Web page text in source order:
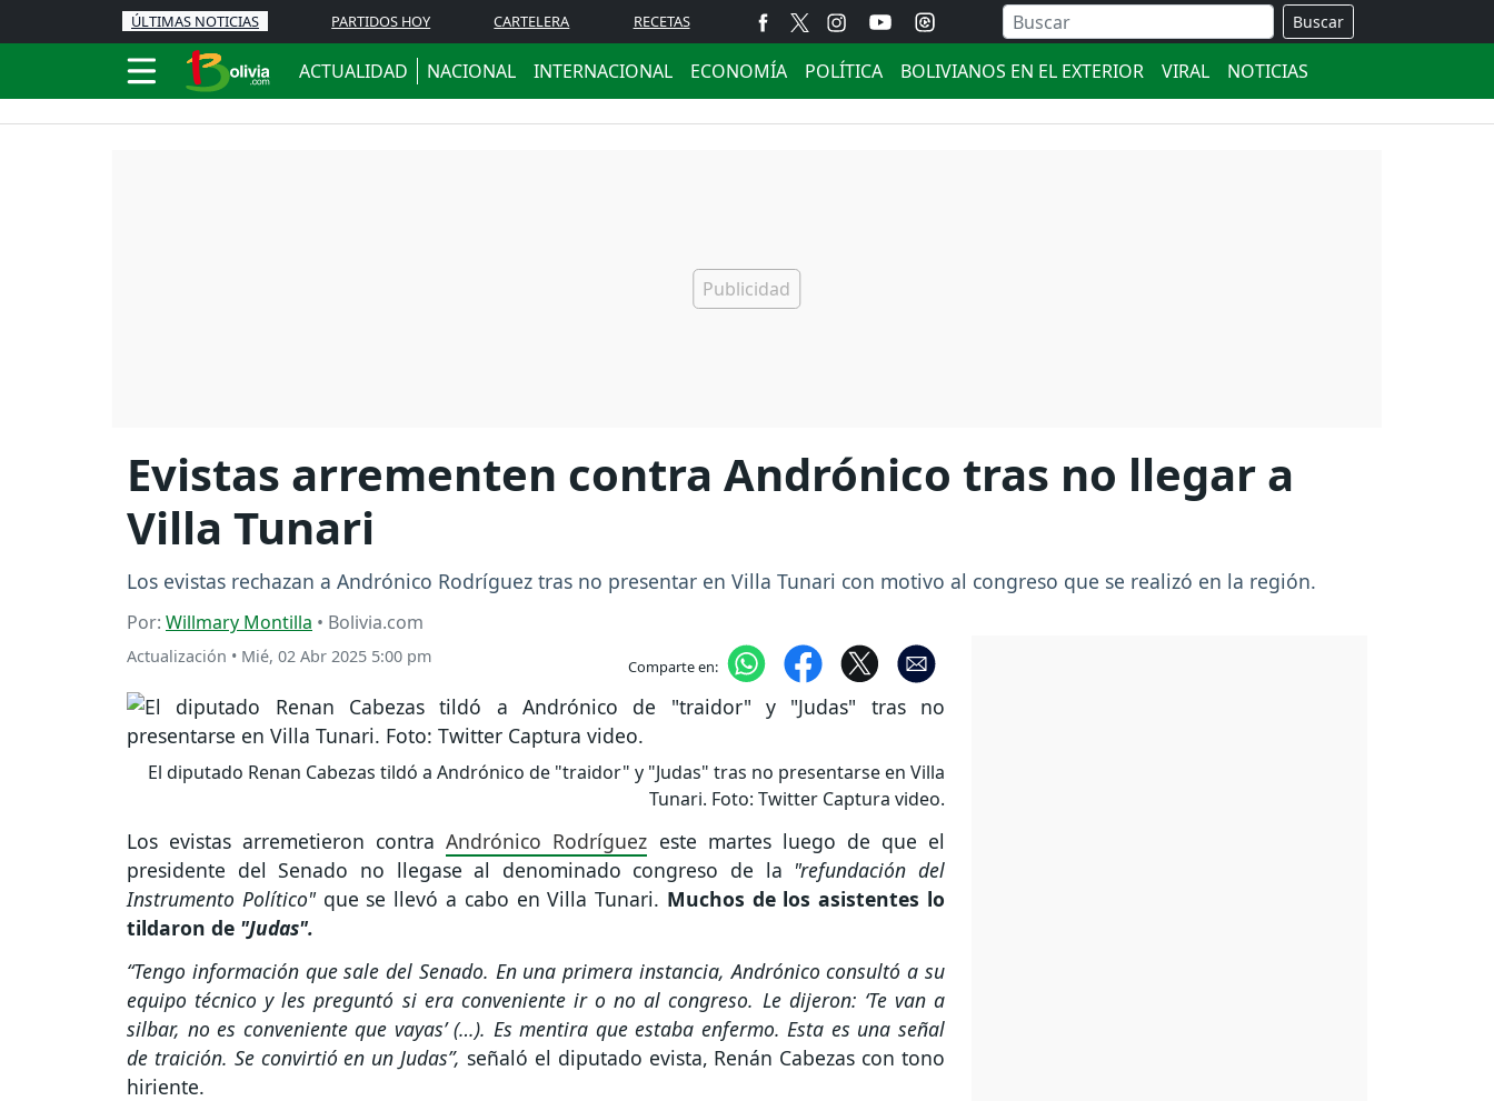
ÚLTIMAS NOTICIAS PARTIDOS HOY CARTELERA RECETAS Buscar
ACTUALIDAD NACIONAL INTERNACIONAL ECONOMÍA POLÍTICA BOLIVIANOS EN EL EXTERIOR VIRAL NOTICIAS
Evistas arrementen contra Andrónico tras no llegar a
Villa Tunari
Los evistas rechazan a Andrónico Rodríguez tras no presentar en Villa Tunari con motivo al congreso que se realizó en la región.
Por: Willmary Montilla • Bolivia.com
Actualización • Mié, 02 Abr 2025 5:00 pm Comparte en:
El diputado Renan Cabezas tildó a Andrónico de "traidor" y "Judas" tras no presentarse en Villa
Tunari. Foto: Twitter Captura video.
Los evistas arremetieron contraAndrónico Rodríguez este martes luego de que el
presidente del Senado no llegase al denominado congreso de la "refundación del
Instrumento Político" que se llevó a cabo en Villa Tunari. Muchos de los asistentes lo
tildaron de "Judas".
“Tengo información que sale del Senado. En una primera instancia, Andrónico consultó a su
equipo técnico y les preguntó si era conveniente ir o no al congreso. Le dijeron: ‘Te van a
silbar, no es conveniente que vayas’ (…). Es mentira que estaba enfermo. Esta es una señal
de traición. Se convirtió en un Judas”, señaló el diputado evista, Renán Cabezas con tono
hiriente.